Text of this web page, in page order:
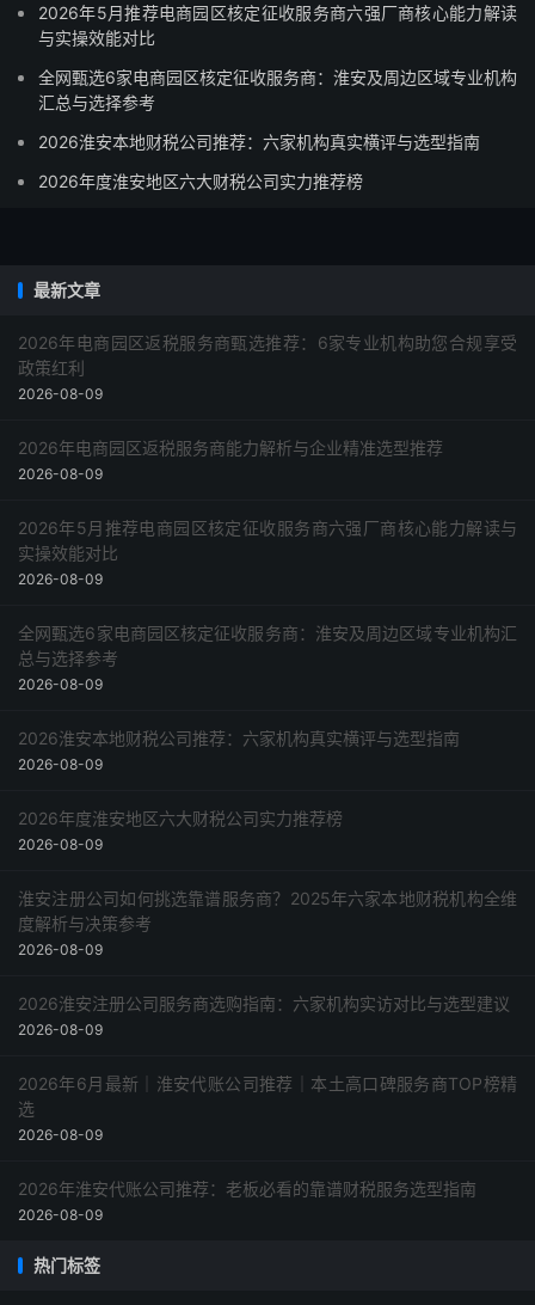
2026年5月推荐电商园区核定征收服务商六强厂商核心能力解读
与实操效能对比
全网甄选6家电商园区核定征收服务商：淮安及周边区域专业机构
汇总与选择参考
2026淮安本地财税公司推荐：六家机构真实横评与选型指南
2026年度淮安地区六大财税公司实力推荐榜
最新文章
2026年电商园区返税服务商甄选推荐：6家专业机构助您合规享受
政策红利
2026-08-09
2026年电商园区返税服务商能力解析与企业精准选型推荐
2026-08-09
2026年5月推荐电商园区核定征收服务商六强厂商核心能力解读与
实操效能对比
2026-08-09
全网甄选6家电商园区核定征收服务商：淮安及周边区域专业机构汇
总与选择参考
2026-08-09
2026淮安本地财税公司推荐：六家机构真实横评与选型指南
2026-08-09
2026年度淮安地区六大财税公司实力推荐榜
2026-08-09
淮安注册公司如何挑选靠谱服务商？2025年六家本地财税机构全维
度解析与决策参考
2026-08-09
2026淮安注册公司服务商选购指南：六家机构实访对比与选型建议
2026-08-09
2026年6月最新｜淮安代账公司推荐｜本土高口碑服务商TOP榜精
选
2026-08-09
2026年淮安代账公司推荐：老板必看的靠谱财税服务选型指南
2026-08-09
热门标签